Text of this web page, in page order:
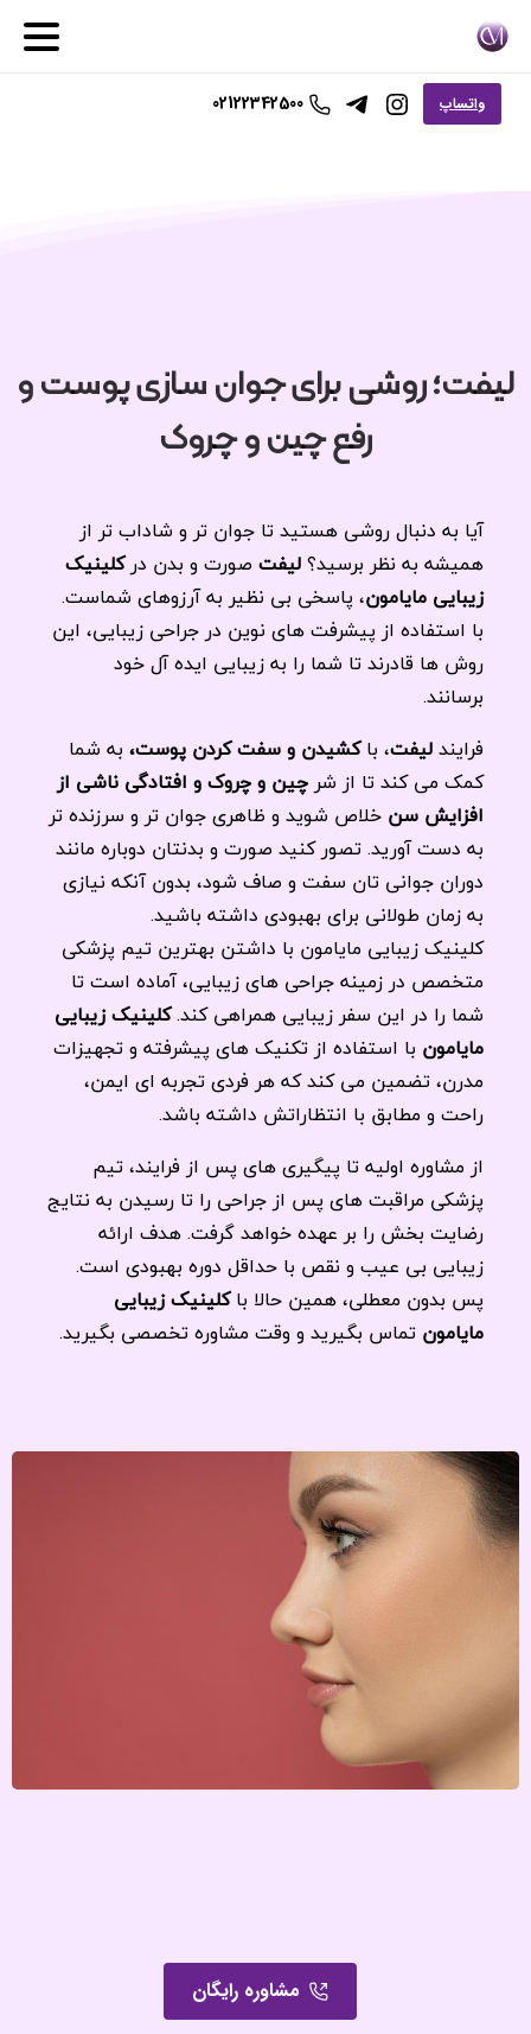
واتساپ 02122342500
لیفت؛ روشی برای جوان‌ سازی پوست و
رفع چین و چروک
آیا به دنبال روشی هستید تا جوان تر و شاداب تر از
همیشه به نظر برسید؟لیفت صورت و بدن درکلینیک
زیبایی مایامون، پاسخی بی نظیر به آرزوهای شماست.
با استفاده از پیشرفت های نوین در جراحی زیبایی، این
روش ها قادرند تا شما را به زیبایی ایده آل خود
برسانند.
فرایندلیفت، باکشیدن و سفت کردن پوست، به شما
کمک می کند تا از شرچین و چروک و افتادگی ناشی از
افزایش سن خلاص شوید و ظاهری جوان تر و سرزنده تر
به دست آورید. تصور کنید صورت و بدنتان دوباره مانند
دوران جوانی تان سفت و صاف شود، بدون آنکه نیازی
به زمان طولانی برای بهبودی داشته باشید.
کلینیک زیبایی مایامون با داشتن بهترین تیم پزشکی
متخصص در زمینه جراحی های زیبایی، آماده است تا
شما را در این سفر زیبایی همراهی کند.کلینیک زیبایی
مایامون با استفاده از تکنیک های پیشرفته و تجهیزات
مدرن، تضمین می کند که هر فردی تجربه ای ایمن،
راحت و مطابق با انتظاراتش داشته باشد.
از مشاوره اولیه تا پیگیری های پس از فرایند، تیم
پزشکی مراقبت های پس از جراحی را تا رسیدن به نتایج
رضایت بخش را بر عهده خواهد گرفت. هدف ارائه
زیبایی بی عیب و نقص با حداقل دوره بهبودی است.
پس بدون معطلی، همین حالا باکلینیک زیبایی
مایامون تماس بگیرید و وقت مشاوره تخصصی بگیرید.
مشاوره رایگان